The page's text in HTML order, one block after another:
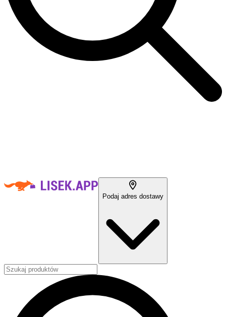
Podaj adres dostawy